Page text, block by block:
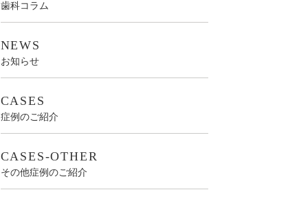
歯科コラム
NEWS
お知らせ
CASES
症例のご紹介
CASES-OTHER
その他症例のご紹介